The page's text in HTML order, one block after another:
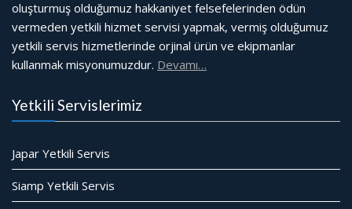
oluşturmuş olduğumuz hakkaniyet felsefelerinden ödün
vermeden yetkili hizmet servisi yapmak, vermiş olduğumuz
yetkili servis hizmetlerinde orjinal ürün ve ekipmanlar
kullanmak misyonumuzdur. Devamı…
Yetkili Servislerimiz
Japar Yetkili Servis
Siamp Yetkili Servis